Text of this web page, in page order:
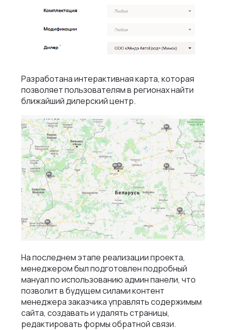
Разработана интерактивная карта, которая
позволяет пользователям в регионах найти
ближайший дилерский центр.
На последнем этапе реализации проекта,
менеджером был подготовлен подробный
мануал по использованию админ панели, что
позволит в будущем силами контент
менеджера заказчика управлять содержимым
сайта, создавать и удалять страницы,
редактировать формы обратной связи.